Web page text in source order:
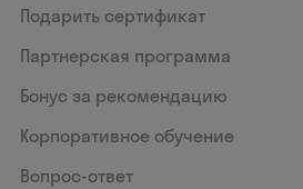
Подарить сертификат
Партнерская программа
Бонус за рекомендацию
Корпоративное обучение
Вопрос-ответ